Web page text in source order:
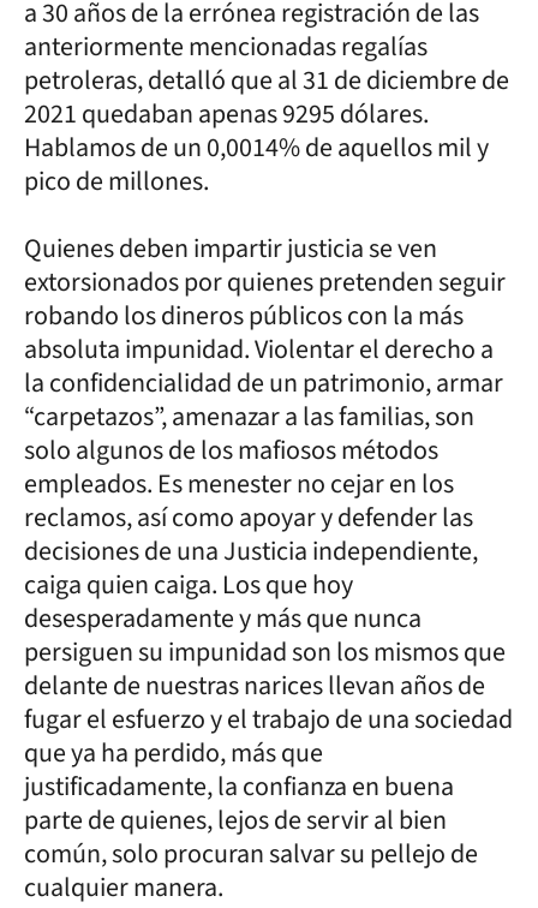
a 30 años de la errónea registración de las
anteriormente mencionadas regalías
petroleras, detalló que al 31 de diciembre de
2021 quedaban apenas 9295 dólares.
Hablamos de un 0,0014% de aquellos mil y
pico de millones.
Quienes deben impartir justicia se ven
extorsionados por quienes pretenden seguir
robando los dineros públicos con la más
absoluta impunidad. Violentar el derecho a
la confidencialidad de un patrimonio, armar
“carpetazos”, amenazar a las familias, son
solo algunos de los mafiosos métodos
empleados. Es menester no cejar en los
reclamos, así como apoyar y defender las
decisiones de una Justicia independiente,
caiga quien caiga. Los que hoy
desesperadamente y más que nunca
persiguen su impunidad son los mismos que
delante de nuestras narices llevan años de
fugar el esfuerzo y el trabajo de una sociedad
que ya ha perdido, más que
justificadamente, la confianza en buena
parte de quienes, lejos de servir al bien
común, solo procuran salvar su pellejo de
cualquier manera.